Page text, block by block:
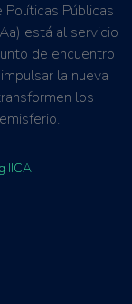
Públicas
está al servicio
de encuentro
la nueva
los
IICA